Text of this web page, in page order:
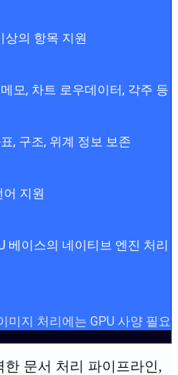
상의 항목 지원
모, 차트 로우데이터, 각주 등
, 구조, 위계 정보 보존
지원
베이스의 네이티브 엔진 처리
미지 처리에는 GPU 사양 필요
문서 처리 파이프라인,